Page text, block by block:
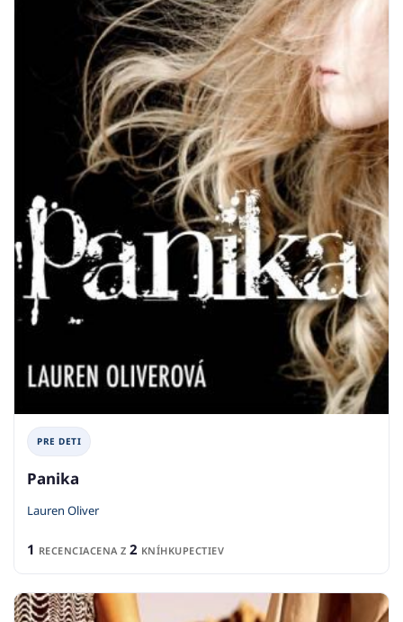
PRE DETI
Panika
Lauren Oliver
1 RECENCIACENA Z 2 KNÍHKUPECTIEV